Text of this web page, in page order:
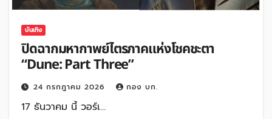
บันเทิง
ปิดฉากมหากาพย์ไตรภาคแห่งโชคชะตา
“Dune: Part Three”
24 กรกฎาคม 2026 กอง บก.
17 ธันวาคม นี้ วอร์เ…